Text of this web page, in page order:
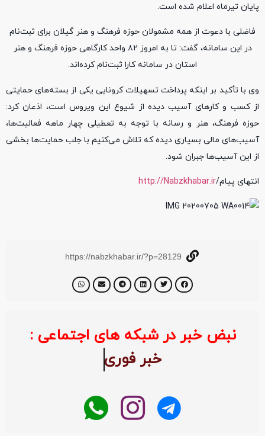
پایان تیرماه اعلام شده است.
فاضلی با دعوت از همه مشمولان حوزه فرهنگ و هنر گیلان برای ثبت‌نام
در این سامانه، گفت: تا به امروز ۸۲ واحد کارگاهی حوزه فرهنگ و هنر
استان در سامانه کارا ثبت‌نام کرده‌اند.
وی با تأکید بر اینکه پرداخت تسهیلات کرونایی یکی از بسته‌های حمایتی
از کسب و کارهای آسیب دیده از شیوع این ویروس است، اذعان کرد:
حوزه فرهنگ، هنر و رسانه با توجه به تعطیلی چهار ماهه فعالیت‌ها،
آسیب‌های مالی بسیاری دیده که تلاش می‌کنیم با جلب حمایت‌ها بخشی
از این آسیب‌ها جبران شود.
انتهای پیام/http://Nabzkhabar.ir
https://nabzkhabar.ir/?p=28129
نبض خبر در شبکه های اجتماعی : خبر